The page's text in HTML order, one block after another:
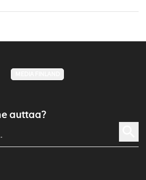
auttaa?